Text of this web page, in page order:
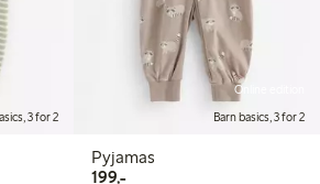
3 for 2
Online edition
Barn basics, 3 for 2
Pyjamas
199,-199,00 kr